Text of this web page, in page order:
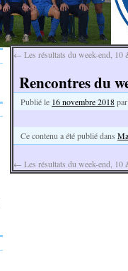
← Les résultats du week-end, 10
Rencontres du
Publié le 16 novembre 2018par
Ce contenu a été publié dans
← Les résultats du week-end, 10